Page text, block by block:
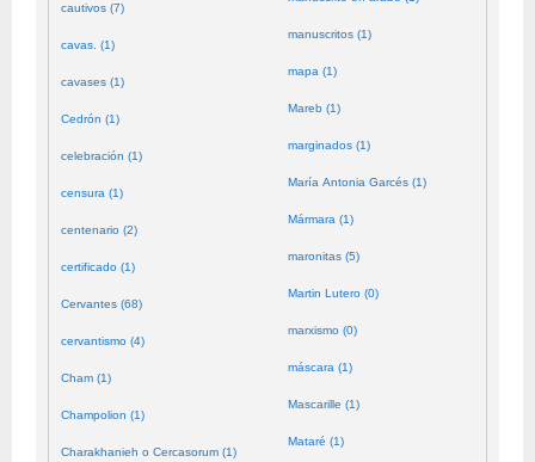
cautivos (7)
cavas. (1)
cavases (1)
Cedrón (1)
celebración (1)
censura (1)
centenario (2)
certificado (1)
Cervantes (68)
cervantismo (4)
Cham (1)
Champolion (1)
Charakhanieh o Cercasorum (1)
manuscritos (1)
mapa (1)
Mareb (1)
marginados (1)
María Antonia Garcés (1)
Mármara (1)
maronitas (5)
Martin Lutero (0)
marxismo (0)
máscara (1)
Mascarille (1)
Mataré (1)